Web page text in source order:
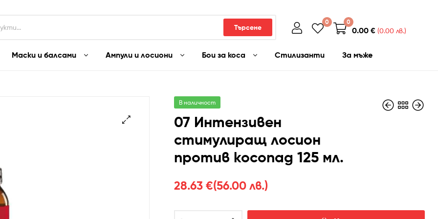
Търсене
0 0
0.00 € (0.00 лв.)
Маски и балсами Ампули и лосиони Бои за коса Стилизанти За мъже
В наличност
07 Интензивен
стимулиращ лосион
против косопад 125 мл.
28.63€(56.00 лв.)